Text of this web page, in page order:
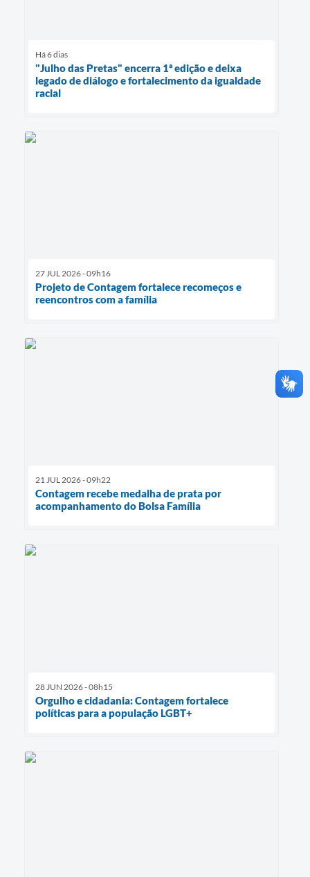
Há 6 dias
"Julho das Pretas" encerra 1ª edição e deixa
legado de diálogo e fortalecimento da igualdade
racial
27 JUL 2026 - 09h16
Projeto de Contagem fortalece recomeços e
reencontros com a família
21 JUL 2026 - 09h22
Contagem recebe medalha de prata por
acompanhamento do Bolsa Família
28 JUN 2026 - 08h15
Orgulho e cidadania: Contagem fortalece
políticas para a população LGBT+